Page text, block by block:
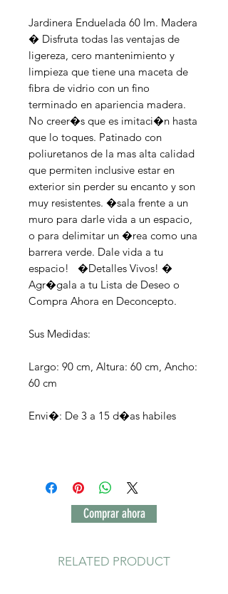
Jardinera Enduelada 60 Im. Madera
� Disfruta todas las ventajas de
ligereza, cero mantenimiento y
limpieza que tiene una maceta de
fibra de vidrio con un fino
terminado en apariencia madera.
No creer�s que es imitaci�n hasta
que lo toques. Patinado con
poliuretanos de la mas alta calidad
que permiten inclusive estar en
exterior sin perder su encanto y son
muy resistentes. �sala frente a un
muro para darle vida a un espacio,
o para delimitar un �rea como una
barrera verde. Dale vida a tu
espacio! �Detalles Vivos! �
Agr�gala a tu Lista de Deseo o
Compra Ahora en Deconcepto.
Sus Medidas:
Largo: 90 cm, Altura: 60 cm, Ancho:
60 cm
Envi�: De 3 a 15 d�as habiles
Comprar ahora
RELATED PRODUCT